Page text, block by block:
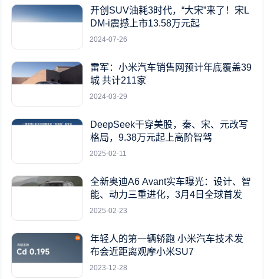
开创SUV油耗3时代，“大宋”来了！宋L
DM-i震撼上市13.58万元起
2024-07-26
雷军：小米汽车销售网预计年底覆盖39
城 共计211家
2024-03-29
DeepSeek干穿美股，秦、宋、元改写
格局，9.38万元起上高阶智驾
2025-02-11
全新奥迪A6 Avant实车曝光：设计、智
能、动力三重进化，3月4日全球首发
2025-02-23
年轻人的第一辆轿跑 小米汽车技术发
布会近距离观摩小米SU7
2023-12-28